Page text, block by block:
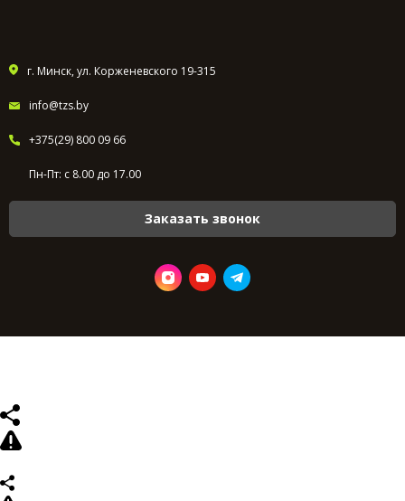
г. Минск, ул. Корженевского 19-315
info@tzs.by
+375(29) 800 09 66
Пн-Пт: с 8.00 до 17.00
Заказать звонок